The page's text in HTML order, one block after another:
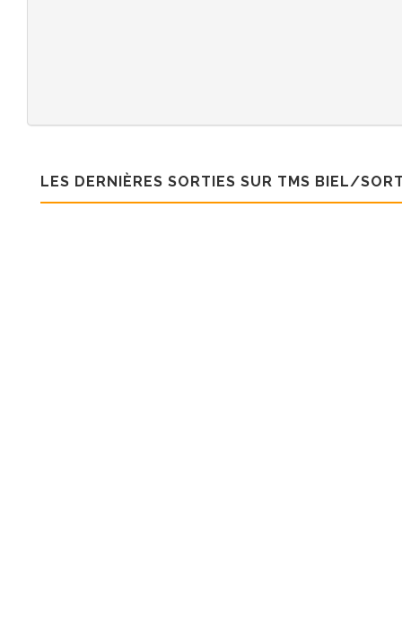
LES DERNIÈRES SORTIES SUR TMS BIEL/